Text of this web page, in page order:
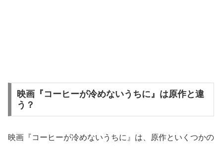
映画『コーヒーが冷めないうちに』は原作と違
う？
映画『コーヒーが冷めないうちに』は、原作といくつかの